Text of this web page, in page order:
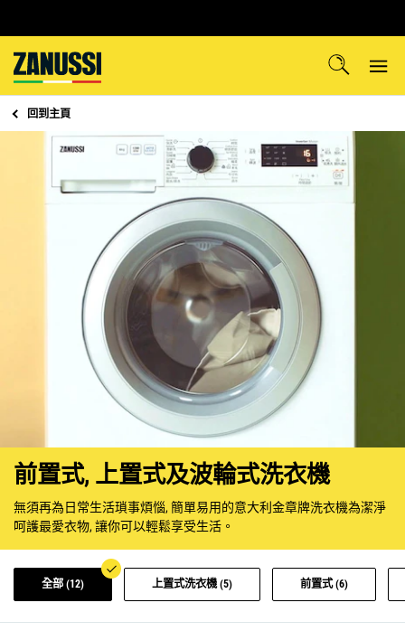
回到主頁
前置式, 上置式及波輪式洗衣機
無須再為日常生活瑣事煩惱, 簡單易用的意大利金章牌洗衣機為潔淨
呵護最愛衣物, 讓你可以輕鬆享受生活。
全部 (12) 上置式洗衣機 (5) 前置式 (6)